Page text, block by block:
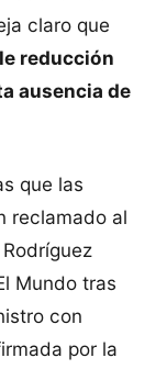
claro que
reducción
ausencia de
que las
reclamado al
Mundo tras
con
por la